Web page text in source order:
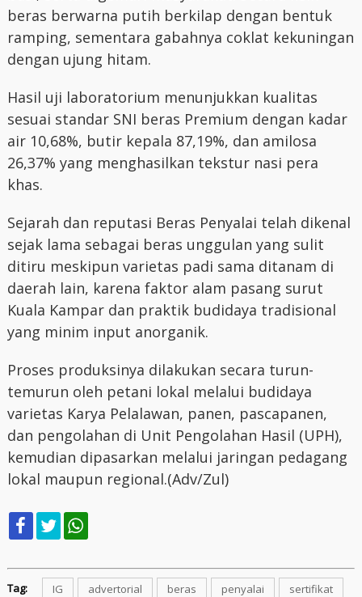
beras berwarna putih berkilap dengan bentuk
ramping, sementara gabahnya coklat kekuningan
dengan ujung hitam.
Hasil uji laboratorium menunjukkan kualitas
sesuai standar SNI beras Premium dengan kadar
air 10,68%, butir kepala 87,19%, dan amilosa
26,37% yang menghasilkan tekstur nasi pera
khas.
Sejarah dan reputasi Beras Penyalai telah dikenal
sejak lama sebagai beras unggulan yang sulit
ditiru meskipun varietas padi sama ditanam di
daerah lain, karena faktor alam pasang surut
Kuala Kampar dan praktik budidaya tradisional
yang minim input anorganik.
Proses produksinya dilakukan secara turun-
temurun oleh petani lokal melalui budidaya
varietas Karya Pelalawan, panen, pascapanen,
dan pengolahan di Unit Pengolahan Hasil (UPH),
kemudian dipasarkan melalui jaringan pedagang
lokal maupun regional.(Adv/Zul)
Tag: IG advertorial beras penyalai sertifikat